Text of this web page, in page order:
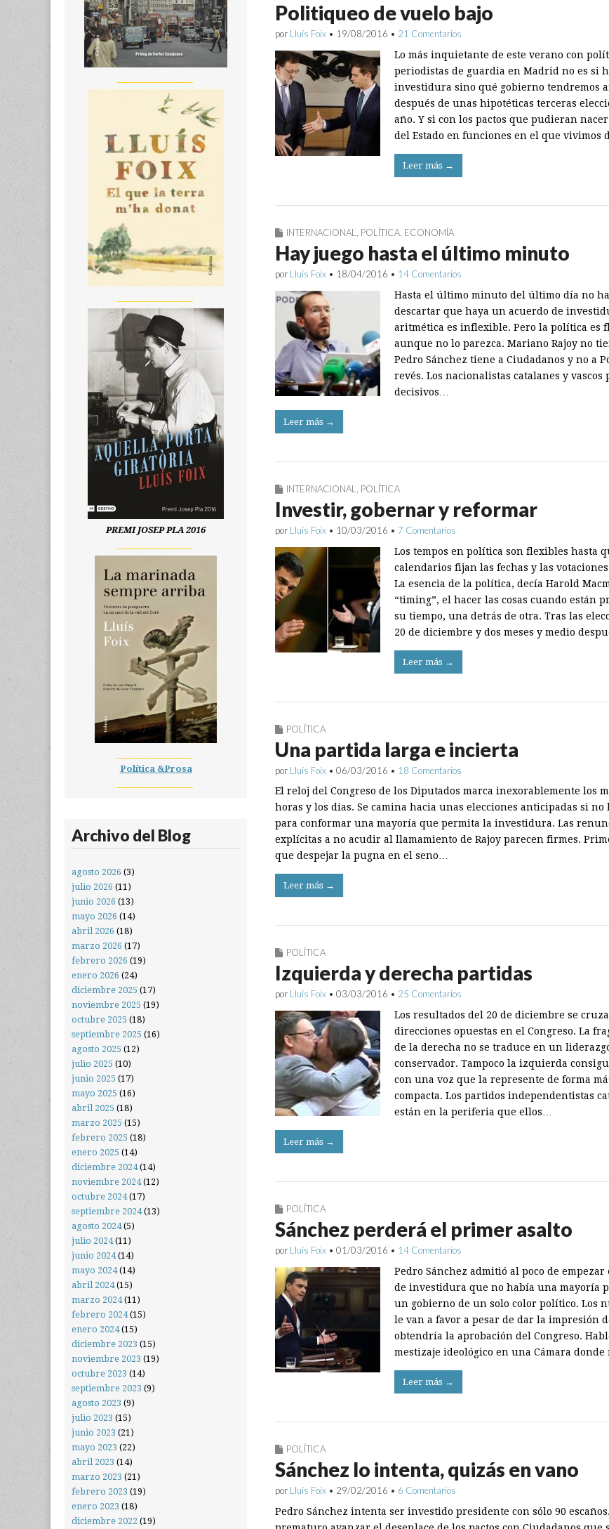
Politiqueo de vuelo bajo
por Lluís Foix • 19/08/2016 • 21 Comentarios
Lo más inquietante de este verano con
periodistas de guardia en Madrid no es si
investidura sino qué gobierno tendremos
después de unas hipotéticas terceras
año. Y si con los pactos que pudieran
del Estado en funciones en el que vivimos
Leer más →
INTERNACIONAL POLÍTICA ECONOMÍA
Hay juego hasta el último minuto
por Lluís Foix • 18/04/2016 • 14 Comentarios
Hasta el último minuto del último día no
descartar que haya un acuerdo de
aritmética es inflexible. Pero la política es
aunque no lo parezca. Mariano Rajoy no
Pedro Sánchez tiene a Ciudadanos y no a
revés. Los nacionalistas catalanes y vascos
decisivos…
Leer más →
INTERNACIONAL POLÍTICA
Investir, gobernar y reformar
por Lluís Foix • 10/03/2016 • 7 Comentarios
Los tempos en política son flexibles hasta
calendarios fijan las fechas y las
La esencia de la política, decía Harold
“timing”, el hacer las cosas cuando están
su tiempo, una detrás de otra. Tras las
20 de diciembre y dos meses y medio
Leer más →
POLÍTICA
Una partida larga e incierta
por Lluís Foix • 06/03/2016 • 18 Comentarios
El reloj del Congreso de los Diputados marca inexorablemente los
horas y los días. Se camina hacia unas elecciones anticipadas si no
para conformar una mayoría que permita la investidura. Las
explícitas a no acudir al llamamiento de Rajoy parecen firmes.
que despejar la pugna en el seno…
Leer más →
POLÍTICA
Izquierda y derecha partidas
por Lluís Foix • 03/03/2016 • 25 Comentarios
Los resultados del 20 de diciembre se
direcciones opuestas en el Congreso. La
de la derecha no se traduce en un
conservador. Tampoco la izquierda
con una voz que la represente de forma
compacta. Los partidos independentistas
están en la periferia que ellos…
Leer más →
POLÍTICA
Sánchez perderá el primer asalto
por Lluís Foix • 01/03/2016 • 14 Comentarios
Pedro Sánchez admitió al poco de empezar
de investidura que no había una mayoría
un gobierno de un solo color político. Los
le van a favor a pesar de dar la impresión
obtendría la aprobación del Congreso.
mestizaje ideológico en una Cámara donde
Leer más →
POLÍTICA
Sánchez lo intenta, quizás en vano
por Lluís Foix • 29/02/2016 • 6 Comentarios
Pedro Sánchez intenta ser investido presidente con sólo 90
PREMI JOSEP PLA 2016
Política &Prosa
Archivo del Blog
agosto 2026 (3)
julio 2026 (11)
junio 2026 (13)
mayo 2026 (14)
abril 2026 (18)
marzo 2026 (17)
febrero 2026 (19)
enero 2026 (24)
diciembre 2025 (17)
noviembre 2025 (19)
octubre 2025 (18)
septiembre 2025 (16)
agosto 2025 (12)
julio 2025 (10)
junio 2025 (17)
mayo 2025 (16)
abril 2025 (18)
marzo 2025 (15)
febrero 2025 (18)
enero 2025 (14)
diciembre 2024(14)
noviembre 2024(12)
octubre 2024(17)
septiembre 2024(13)
agosto 2024(5)
julio 2024(11)
junio 2024(14)
mayo 2024(14)
abril 2024(15)
marzo 2024(11)
febrero 2024(15)
enero 2024(15)
diciembre 2023 (15)
noviembre 2023 (19)
octubre 2023 (14)
septiembre 2023 (9)
agosto 2023 (9)
julio 2023 (15)
junio 2023 (21)
mayo 2023 (22)
abril 2023 (14)
marzo 2023 (21)
febrero 2023 (19)
enero 2023 (18)
diciembre 2022 (19)